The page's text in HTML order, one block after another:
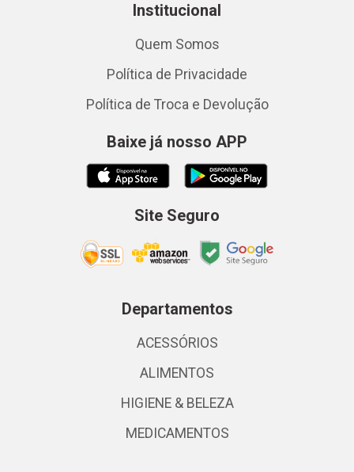
Institucional
Quem Somos
Política de Privacidade
Política de Troca e Devolução
Baixe já nosso APP
Site Seguro
Departamentos
ACESSÓRIOS
ALIMENTOS
HIGIENE & BELEZA
MEDICAMENTOS